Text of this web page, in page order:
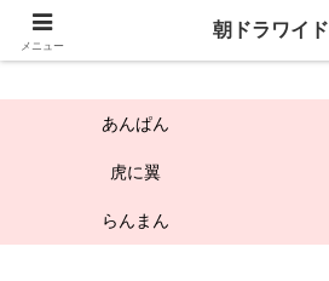
朝ドラワイド
あんぱん
虎に翼
らんまん
メニュー
朝ドラワイド